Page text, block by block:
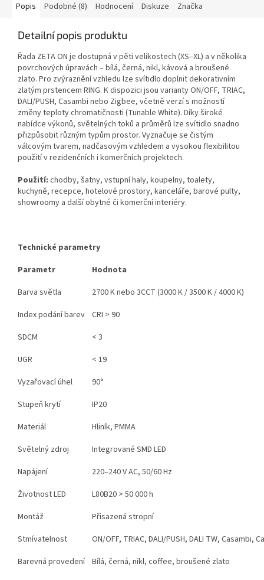
Popis Podobné (8) Hodnocení Diskuze Značka
Detailní popis produktu
Řada ZETA ON je dostupná v pěti velikostech (XS–XL) a v několika
povrchových úpravách – bílá, černá, nikl, kávová a broušené
zlato. Pro zvýraznění vzhledu lze svítidlo doplnit dekorativním
zlatým prstencem RING. K dispozici jsou varianty ON/OFF, TRIAC,
DALI/PUSH, Casambi nebo Zigbee, včetně verzí s možností
změny teploty chromatičnosti (Tunable White). Díky široké
nabídce výkonů, světelných toků a průměrů lze svítidlo snadno
přizpůsobit různým typům prostor. Vyznačuje se čistým
válcovým tvarem, nadčasovým vzhledem a vysokou flexibilitou
použití v rezidenčních i komerčních projektech.
Použití: chodby, šatny, vstupní haly, koupelny, toalety,
kuchyně, recepce, hotelové prostory, kanceláře, barové pulty,
showroomy a další obytné či komerční interiéry.
Technické parametry
Parametr
Hodnota
Barva světla
2700 K nebo 3CCT (3000 K / 3500 K / 4000 K)
Index podání barev CRI > 90
SDCM
< 3
UGR
< 19
Vyzařovací úhel
90°
Stupeň krytí
IP20
Materiál
Hliník, PMMA
Světelný zdroj
Integrované SMD LED
Napájení
220–240 V AC, 50/60 Hz
Životnost LED
L80B20 > 50 000 h
Montáž
Přisazená stropní
Stmívatelnost
ON/OFF, TRIAC, DALI/PUSH, DALI TW,
Barevná provedení Bílá, černá, nikl, coffee, broušené zlato